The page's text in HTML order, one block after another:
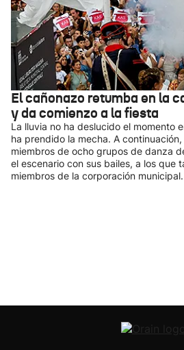
El cañonazo retumba en la
y da comienzo a la fiesta
La lluvia no ha deslucido el momento
ha prendido la mecha. A
miembros de ocho grupos de danza
el escenario con sus bailes, a los que
miembros de la corporación municipal.